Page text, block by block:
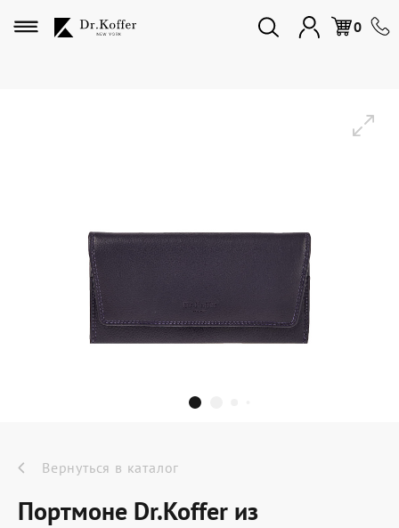
0
Избранное
Женская коллекция
Подарки и сувениры
Подарочные карты
Dr.Koffer Outlet
Новинки
Вернуться в каталог
Портмоне Dr.Koffer из